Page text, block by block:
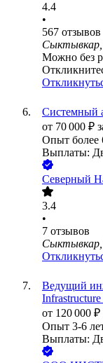
4.4
•
567 отзывов
Сыктывкар,
Можно без
Системный
от 70 000 ₽
Опыт более
Выплаты:
Северный
3.4
•
7 отзывов
Сыктывкар,
Ведущий
от 120 000 ₽
Опыт 3-6
Выплаты: